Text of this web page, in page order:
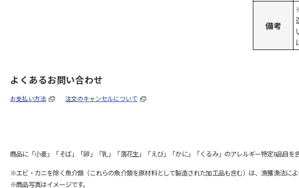
備考
よくあるお問い合わせ
お支払い方法 注文のキャンセルについて
商品に「小麦」「そば」「卵」「乳」「落花生」「えび」「かに」「くるみ」のアレルギー特定8品目を
※エビ・カニを除く魚介類（これらの魚介類を原材料として製造された加工品も含む）は、漁獲漁法に
※商品写真はイメージです。